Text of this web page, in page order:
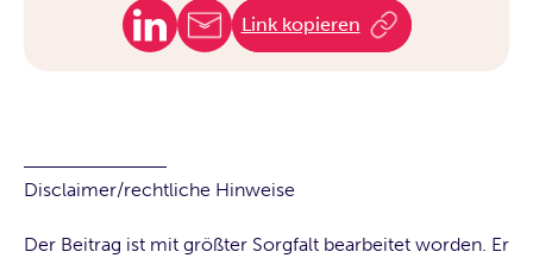
Link kopieren
Disclaimer/rechtliche Hinweise
Der Beitrag ist mit größter Sorgfalt bearbeitet worden. Er